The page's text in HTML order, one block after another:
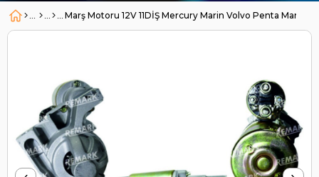
Marş Motoru 12V 11DİŞ Mercury Marin Volvo Penta Marin